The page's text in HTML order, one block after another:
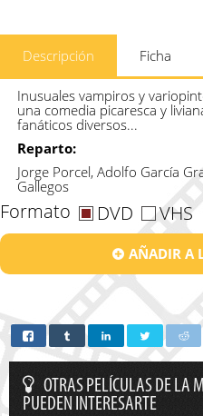
Descripción Ficha
Inusuales vampiros y
una comedia picaresca y
fanáticos diversos...
Reparto:
Jorge Porcel, Adolfo García
Gallegos
Formato DVD VHS
AÑADIR A
OTRAS PELÍCULAS DE LA
PUEDEN INTERESARTE